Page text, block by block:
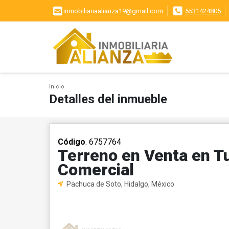
inmobiliariaalianza19@gmail.com 5531424805
Inicio
Detalles del inmueble
Código. 6757764
Terreno en Venta en
Comercial
Pachuca de Soto, Hidalgo, México